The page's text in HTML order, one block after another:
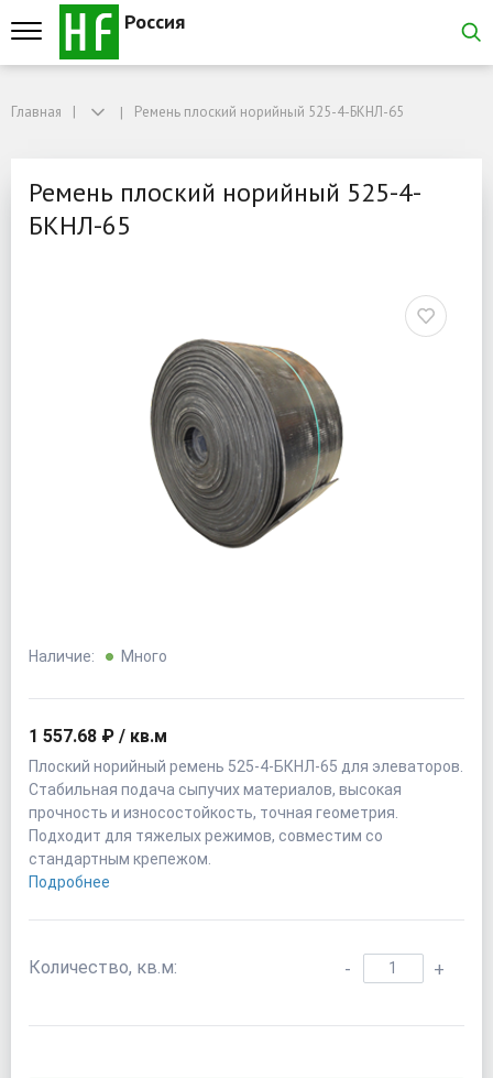
Россия
Ремень плоский норийный 525-4-БКНЛ-65
Главная Ремень плоский норийный 525-4-БКНЛ-65
Ремень плоский норийный 525-4-
БКНЛ-65
Наличие: Много
1 557.68 ₽ / кв.м
Плоский норийный ремень 525-4-БКНЛ-65 для элеваторов.
Стабильная подача сыпучих материалов, высокая
прочность и износостойкость, точная геометрия.
Подходит для тяжелых режимов, совместим со
стандартным крепежом.
Подробнее
Количество, кв.м: - +